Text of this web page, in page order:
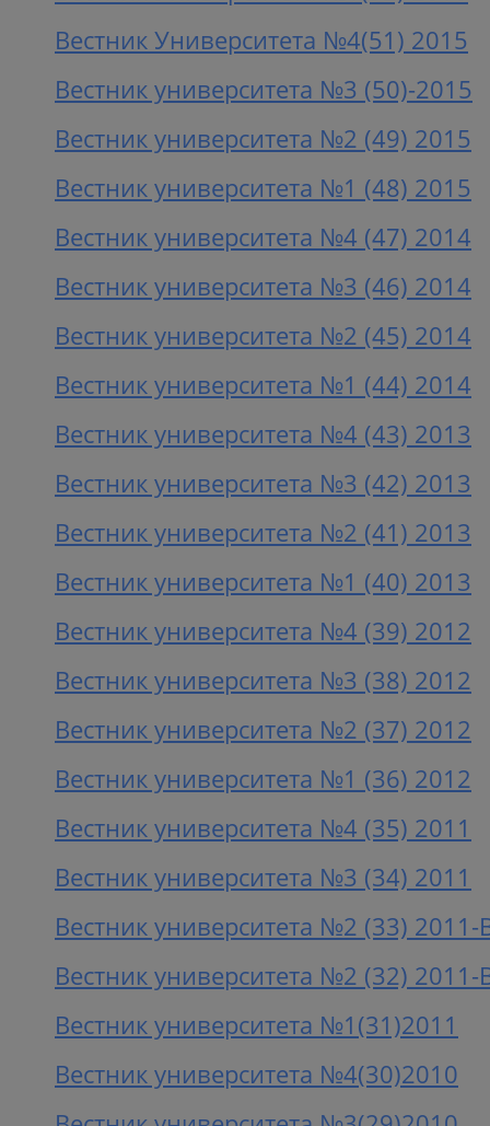
Вестник Университета №4(51) 2015
Вестник университета №3 (50)-2015
Вестник университета №2 (49) 2015
Вестник университета №1 (48) 2015
Вестник университета №4 (47) 2014
Вестник университета №3 (46) 2014
Вестник университета №2 (45) 2014
Вестник университета №1 (44) 2014
Вестник университета №4 (43) 2013
Вестник университета №3 (42) 2013
Вестник университета №2 (41) 2013
Вестник университета №1 (40) 2013
Вестник университета №4 (39) 2012
Вестник университета №3 (38) 2012
Вестник университета №2 (37) 2012
Вестник университета №1 (36) 2012
Вестник университета №4 (35) 2011
Вестник университета №3 (34) 2011
Вестник университета №2 (33) 2011-
Вестник университета №2 (32) 2011-
Вестник университета №1(31)2011
Вестник университета №4(30)2010